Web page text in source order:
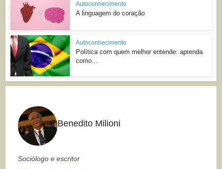
Autoconhecimento
A linguagem do coração
Autoconhecimento
Política com quem melhor entende: aprenda
como...
Benedito Milioni
Sociólogo e escritor